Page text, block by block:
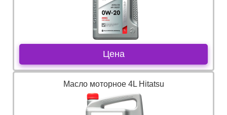
Цена
Масло моторное 4L Hitatsu